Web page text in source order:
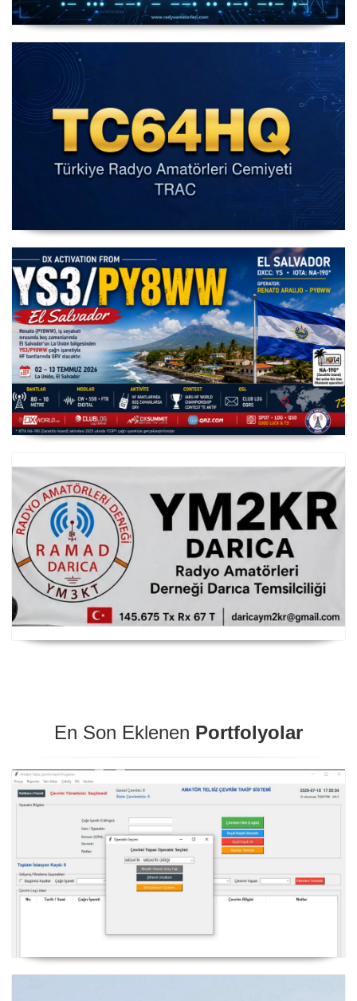
IARU HF World Championship 2026
IARU HF Yarışması TC64HQ Havada Olacak (Trac
YS3/PY8WW Türkiye'den FT8 Mümkün
RAMAD Darıca Temsilciliği YM2KR
En Son Eklenen Portfolyolar
NexQso Telsiz Çevrim Kayıt Programı Güncelleme